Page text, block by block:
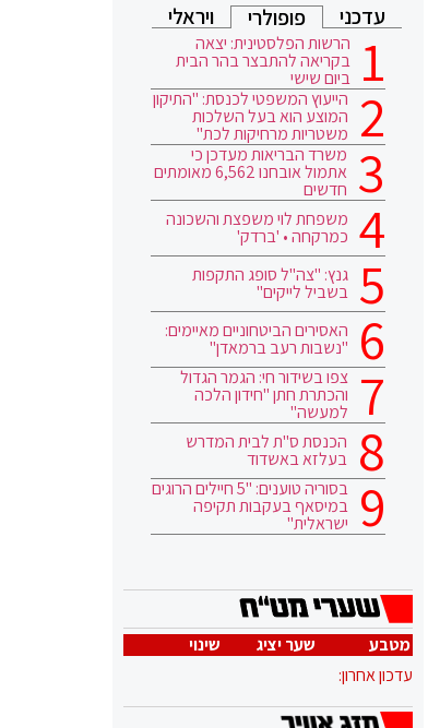
עדכני פופולרי ויראלי
הרשות הפלסטינית: יצאה
בקריאה להתבצר בהר הבית
ביום שישי
הייעוץ המשפטי לכנסת: "התיקון
המוצע הוא בעל השלכות
משטריות מרחיקות לכת"
משרד הבריאות מעדכן כי
אתמול אובחנו 6,562 מאומתים
חדשים
משפחת לוי משפצת והשכונה
כמרקחה • 'ברדק'
גנץ: "צה"ל סופג התקפות
בשביל לייקים"
האסירים הביטחוניים מאיימים:
"נשבות רעב ברמאדן"
צפו בשידור חי: הגמר הגדול
והכתרת חתן "חידון הלכה
למעשה"
הכנסת ס"ת לבית המדרש
בעלזא באשדוד
בסוריה טוענים: "5 חיילים הרוגים
במיסאף בעקבות תקיפה
ישראלית"
מטבע שער יציג
שינוי
עדכון אחרון: